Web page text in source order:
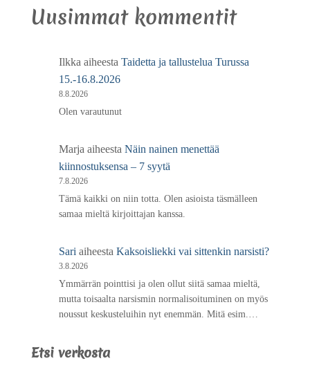
Uusimmat kommentit
Ilkka aiheesta Taidetta ja tallustelua Turussa
15.-16.8.2026
8.8.2026
Olen varautunut
Marja aiheesta Näin nainen menettää
kiinnostuksensa – 7 syytä
7.8.2026
Tämä kaikki on niin totta. Olen asioista täsmälleen
samaa mieltä kirjoittajan kanssa.
Sari aiheesta Kaksoisliekki vai sittenkin narsisti?
3.8.2026
Ymmärrän pointtisi ja olen ollut siitä samaa mieltä,
mutta toisaalta narsismin normalisoituminen on myös
noussut keskusteluihin nyt enemmän. Mitä esim.…
Etsi verkosta